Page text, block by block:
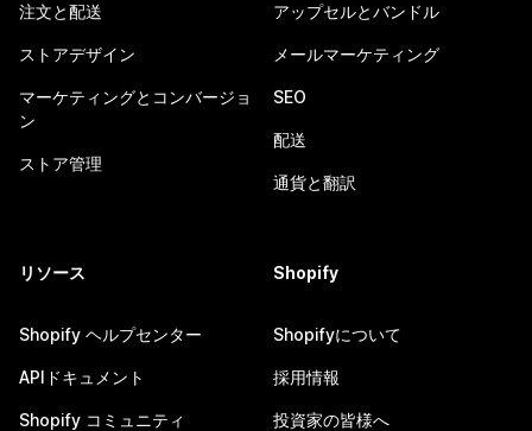
注文と配送
ストアデザイン
マーケティングとコンバージョ
ン
ストア管理
アップセルとバンドル
メールマーケティング
SEO
配送
通貨と翻訳
リソース
Shopify ヘルプセンター
APIドキュメント
Shopify コミュニティ
Shopify
Shopifyについて
採用情報
投資家の皆様へ